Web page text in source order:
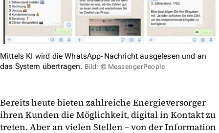
Mittels KI wird die WhatsApp-Nachricht ausgelesen und an
das System übertragen. Bild: © MessengerPeople
Bereits heute bieten zahlreiche Energieversorger
ihren Kunden die Möglichkeit, digital in Kontakt zu
treten. Aber an vielen Stellen – von der Information